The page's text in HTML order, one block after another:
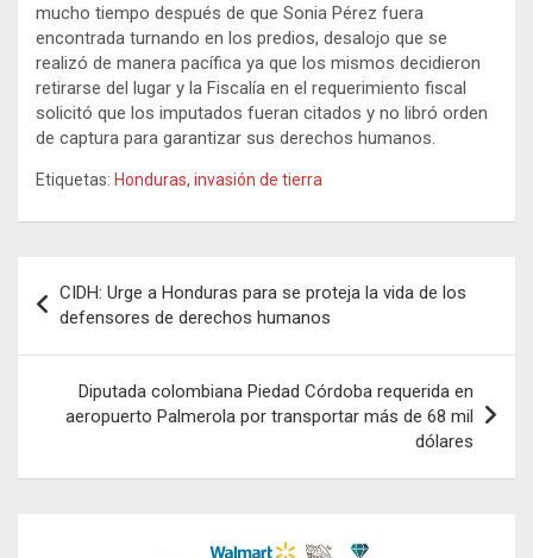
mucho tiempo después de que Sonia Pérez fuera
encontrada turnando en los predios, desalojo que se
realizó de manera pacífica ya que los mismos decidieron
retirarse del lugar y la Fiscalía en el requerimiento fiscal
solicitó que los imputados fueran citados y no libró orden
de captura para garantizar sus derechos humanos.
Etiquetas: Honduras, invasión de tierra
de
entradas
CIDH: Urge a Honduras para se proteja la vida de los
defensores de derechos humanos
Diputada colombiana Piedad Córdoba requerida en
aeropuerto Palmerola por transportar más de 68 mil
dólares